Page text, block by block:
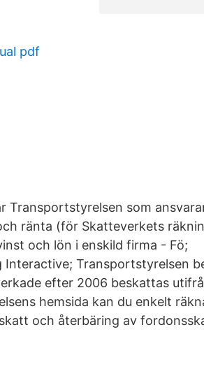
pdf
Transportstyrelsen som
ränta (för Skatteverkets
och lön i enskild firma - Fö;
Transportstyrelsen
efter 2006 beskattas
hemsida kan du enkelt
och återbäring av